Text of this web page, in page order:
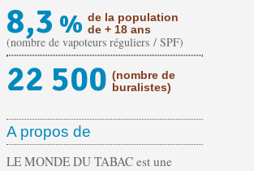
8,3 % de la population
de + 18 ans
(nombre de vapoteurs réguliers / SPF)
22 500 (nombre de
buralistes)
A propos de
LE MONDE DU TABAC est une